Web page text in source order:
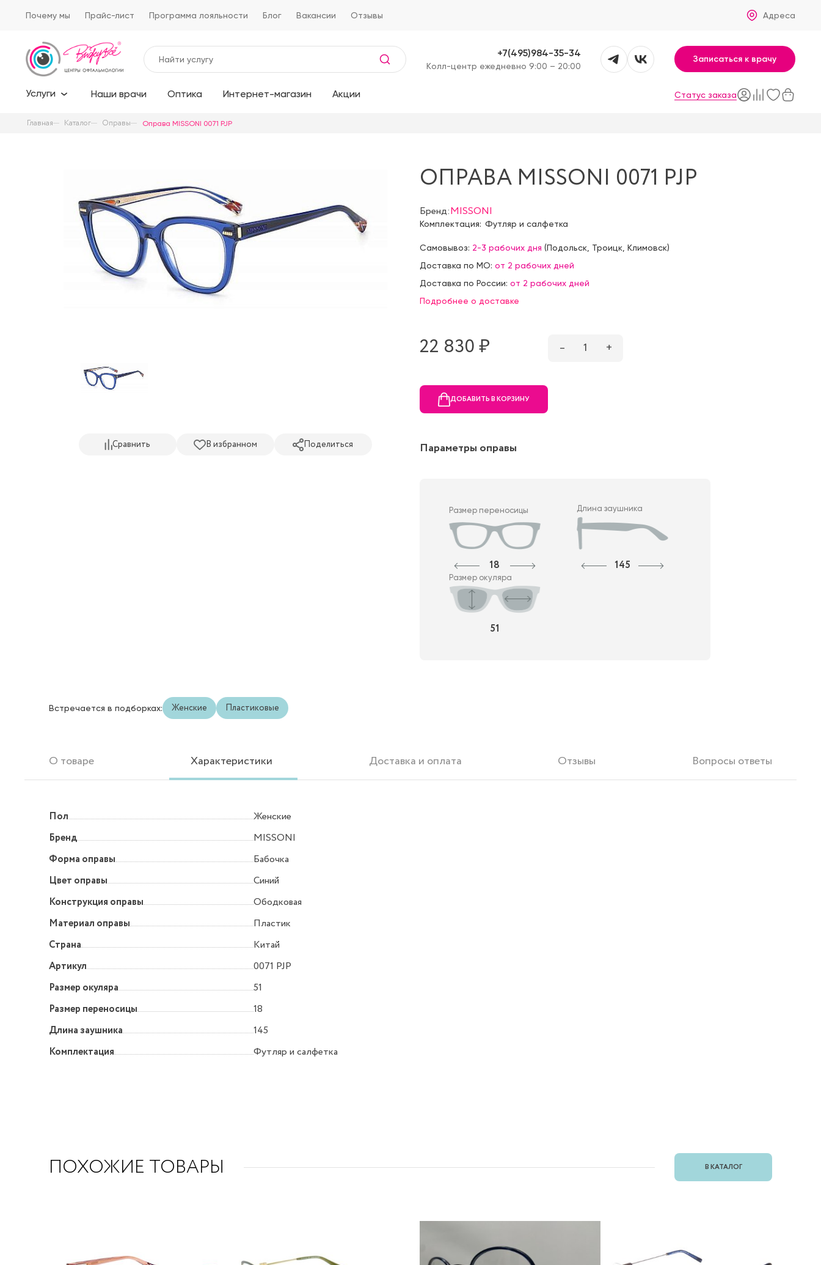
Почему мы Прайс-лист Программа лояльности Блог Вакансии Отзывы Адреса
+7(495)984-35-34
Kолл-центр ежедневно 9:00 – 20:00
Записаться к врачу
Услуги Наши врачи Оптика Интернет-магазин Акции Статус заказа
Главная Каталог Оправы Оправа MISSONI 0071 PJP
Сравнить В избранном Поделиться
ОПРАВА MISSONI 0071 PJP
Бренд:MISSONI
Комплектация: Футляр и салфетка
Самовывоз: 2-3 рабочих дня (Подольск, Троицк, Климовск)
Доставка по МО: от 2 рабочих дней
Доставка по России: от 2 рабочих дней
Подробнее о доставке
22 830 ₷ – 1 +
ДОБАВИТЬ В КОРЗИНУ
Параметры оправы
Размер переносицы
18
Длина заушника
145
Размер окуляра
51
Встречается в подборках: Женские Пластиковые
О товаре Характеристики Доставка и оплата Отзывы Вопросы ответы
Пол
Женские
Бренд
MISSONI
Форма оправы
Бабочка
Цвет оправы
Синий
Конструкция оправы
Ободковая
Материал оправы
Пластик
Страна
Китай
Артикул
0071 PJP
Размер окуляра
51
Размер переносицы
18
Длина заушника
145
Комплектация
Футляр и салфетка
ПОХОЖИЕ ТОВАРЫ В КАТАЛОГ